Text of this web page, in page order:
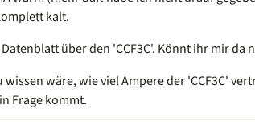
kalt.
über den 'CCF3C'. Könnt ihr mir da
wissen wäre, wie viel Ampere der 'CCF3C'
Frage kommt.